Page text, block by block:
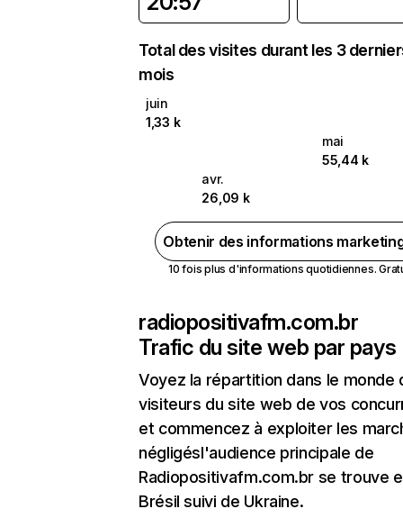
Total des visites durant les 3
mois
juin
1,33 k
mai
55,44 k
avr.
26,09 k
Obtenir des informations
10 fois plus d'informations quotidiennes.
radiopositivafm.com.br
Trafic du site web par pays
Voyez la répartition dans le monde
visiteurs du site web de vos
et commencez à exploiter les
négligésl'audience principale de
Radiopositivafm.com.br se trouve
Brésil suivi de Ukraine.